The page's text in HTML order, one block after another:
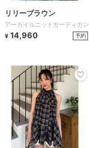
リリーブラウン
アーガイルニットカーディガン
¥ 14,960 予約